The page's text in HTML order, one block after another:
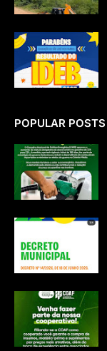
POPULAR POSTS